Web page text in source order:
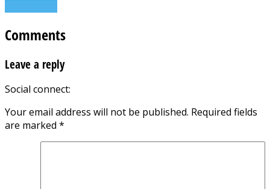
Comments
Leave a reply
Social connect:
Your email address will not be published. Required fields
are marked *